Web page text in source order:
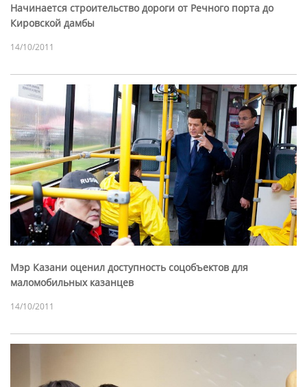
Начинается строительство дороги от Речного порта до
Кировской дамбы
14/10/2011
Мэр Казани оценил доступность соцобъектов для
маломобильных казанцев
14/10/2011